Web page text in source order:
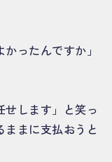
ったんですか」
します」と笑っ
まに支払おうと